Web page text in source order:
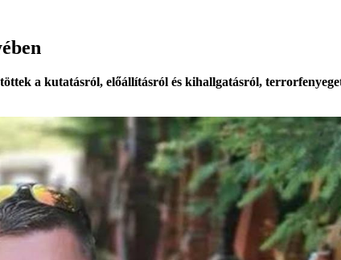
a kutatásról, előállításról és kihallgatásról,